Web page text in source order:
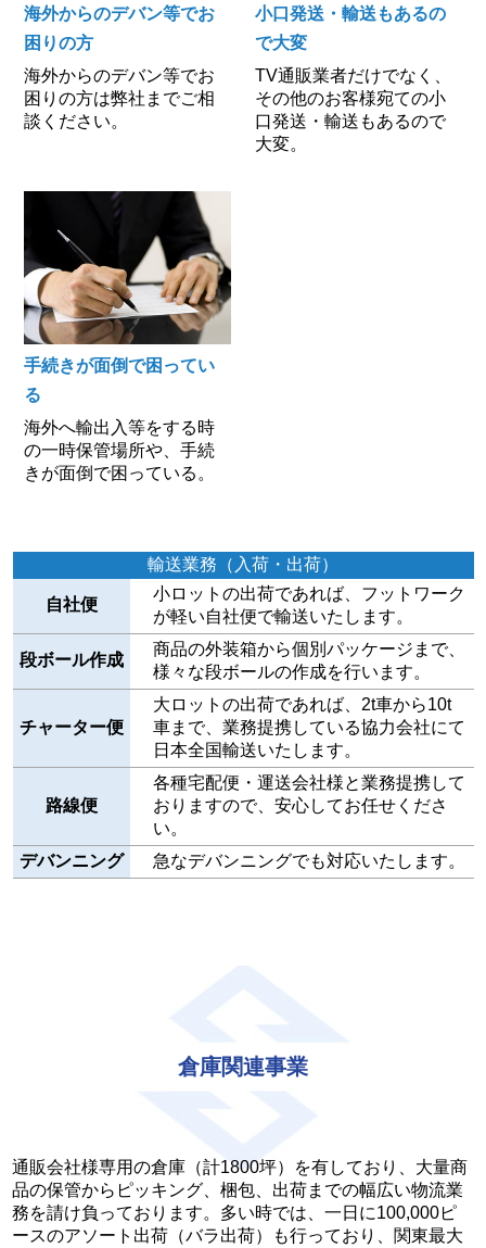
海外からのデバン等でお
困りの方
海外からのデバン等でお
困りの方は弊社までご相
談ください。
小口発送・輸送もあるの
で大変
TV通販業者だけでなく、
その他のお客様宛ての小
口発送・輸送もあるので
大変。
手続きが面倒で困ってい
る
海外へ輸出入等をする時
の一時保管場所や、手続
きが面倒で困っている。
輸送業務（入荷・出荷）
自社便
小ロットの出荷であれば、フットワーク
が軽い自社便で輸送いたします。
段ボール作成
商品の外装箱から個別パッケージまで、
様々な段ボールの作成を行います。
チャーター便
大ロットの出荷であれば、2t車から10t
車まで、業務提携している協力会社にて
日本全国輸送いたします。
路線便
各種宅配便・運送会社様と業務提携して
おりますので、安心してお任せくださ
い。
デバンニング
急なデバンニングでも対応いたします。
倉庫関連事業
通販会社様専用の倉庫（計1800坪）を有しており、大量商
品の保管からピッキング、梱包、出荷までの幅広い物流業
務を請け負っております。多い時では、一日に100,000ピ
ースのアソート出荷（バラ出荷）も行っており、関東最大